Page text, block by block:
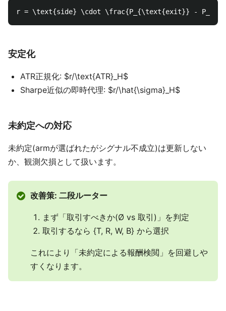
安定化
ATR正規化: $r/\text{ATR}_H$
Sharpe近似の即時代理: $r/\hat{\sigma}_H$
未約定への対応
未約定(armが選ばれたがシグナル不成立)は更新しない
か、観測欠損として扱います。
改善策: 二段ルーター
まず「取引すべきか(Ø vs 取引)」を判定
取引するなら {T, R, W, B} から選択
これにより「未約定による報酬検閲」を回避しや
すくなります。